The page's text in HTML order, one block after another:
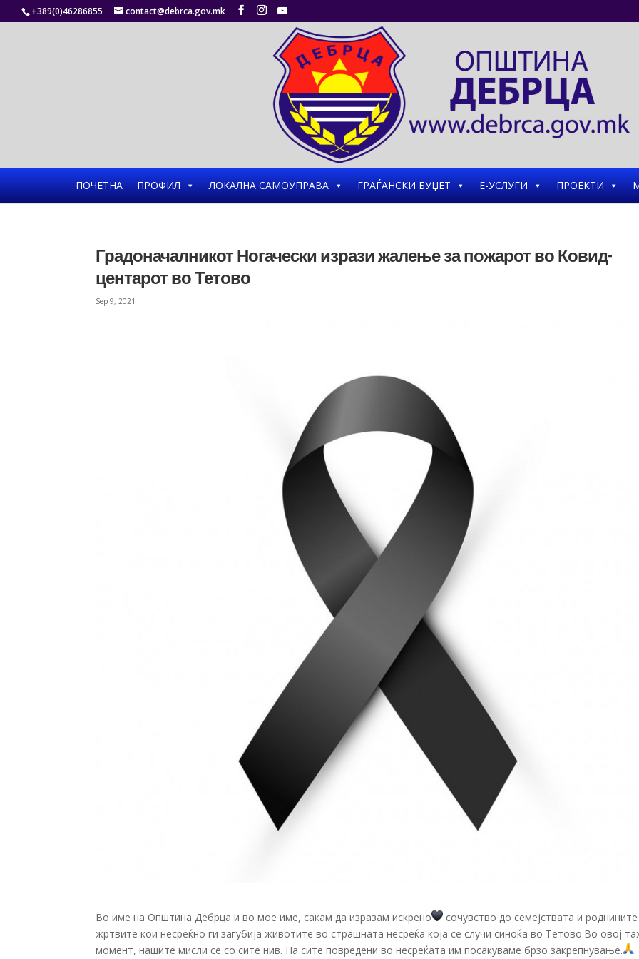
+389(0)46286855 contact@debrca.gov.mk
ПОЧЕТНА ПРОФИЛ ЛОКАЛНА САМОУПРАВА ГРАЃАНСКИ БУЏЕТ Е-УСЛУГИ ПРОЕКТИ
Градоначалникот Ногачески изрази жалење за пожарот во Ковид-
центарот во Тетово
Sep 9, 2021
Во име на Општина Дебрца и во мое име, сакам да изразам искрено
сочувство до семејствата и
жртвите кои несреќно ги загубија животите во страшната несреќа која се случи синоќа во Тетово.Во овој
момент, нашите мисли се со сите нив. На сите повредени во несреќата им посакуваме брзо закрепнување.